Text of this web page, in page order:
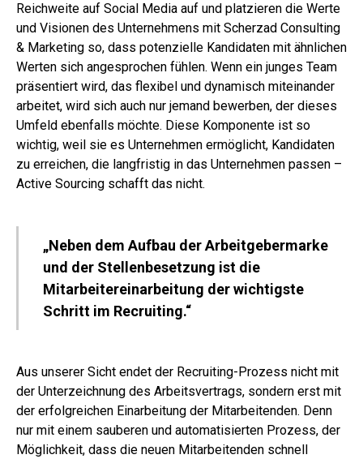
Reichweite auf Social Media auf und platzieren die Werte
und Visionen des Unternehmens mit Scherzad Consulting
& Marketing so, dass potenzielle Kandidaten mit ähnlichen
Werten sich angesprochen fühlen. Wenn ein junges Team
präsentiert wird, das flexibel und dynamisch miteinander
arbeitet, wird sich auch nur jemand bewerben, der dieses
Umfeld ebenfalls möchte. Diese Komponente ist so
wichtig, weil sie es Unternehmen ermöglicht, Kandidaten
zu erreichen, die langfristig in das Unternehmen passen –
Active Sourcing schafft das nicht.
„Neben dem Aufbau der Arbeitgebermarke
und der Stellenbesetzung ist die
Mitarbeitereinarbeitung der wichtigste
Schritt im Recruiting.“
Aus unserer Sicht endet der Recruiting-Prozess nicht mit
der Unterzeichnung des Arbeitsvertrags, sondern erst mit
der erfolgreichen Einarbeitung der Mitarbeitenden. Denn
nur mit einem sauberen und automatisierten Prozess, der
Möglichkeit, dass die neuen Mitarbeitenden schnell